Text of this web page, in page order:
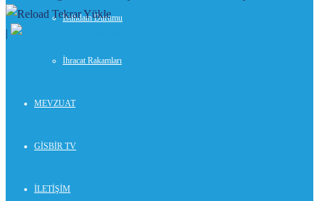
İstihdam Durumu
İhracat Rakamları
MEVZUAT
GİSBİR TV
İLETİŞİM
Tekrar Yükle
|